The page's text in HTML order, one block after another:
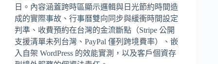
日。內容涵蓋跨時區顯示邏輯與日光節約時間造
成的實際事故、行事曆雙向同步與緩衝時間設定
判準、收費預約在台灣的金流斷點（Stripe 公開
支援清單未列台灣、PayPal 僅列跨境費率）、嵌
入自架 WordPress 的效能實測，以及客戶個資存